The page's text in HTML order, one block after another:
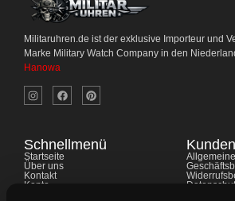
Militaruhren.de ist der exklusive Importeur und
Marke Military Watch Company in den
Hanowa
Schnellmenü
Startseite
Über uns
Kontakt
Konto
Allgemeine